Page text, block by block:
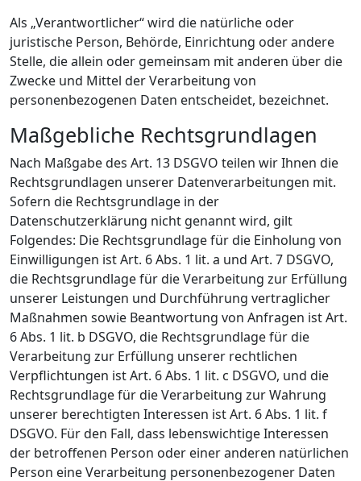
Als „Verantwortlicher“ wird die natürliche oder
juristische Person, Behörde, Einrichtung oder andere
Stelle, die allein oder gemeinsam mit anderen über die
Zwecke und Mittel der Verarbeitung von
personenbezogenen Daten entscheidet, bezeichnet.
Maßgebliche Rechtsgrundlagen
Nach Maßgabe des Art. 13 DSGVO teilen wir Ihnen die
Rechtsgrundlagen unserer Datenverarbeitungen mit.
Sofern die Rechtsgrundlage in der
Datenschutzerklärung nicht genannt wird, gilt
Folgendes: Die Rechtsgrundlage für die Einholung von
Einwilligungen ist Art. 6 Abs. 1 lit. a und Art. 7 DSGVO,
die Rechtsgrundlage für die Verarbeitung zur Erfüllung
unserer Leistungen und Durchführung vertraglicher
Maßnahmen sowie Beantwortung von Anfragen ist Art.
6 Abs. 1 lit. b DSGVO, die Rechtsgrundlage für die
Verarbeitung zur Erfüllung unserer rechtlichen
Verpflichtungen ist Art. 6 Abs. 1 lit. c DSGVO, und die
Rechtsgrundlage für die Verarbeitung zur Wahrung
unserer berechtigten Interessen ist Art. 6 Abs. 1 lit. f
DSGVO. Für den Fall, dass lebenswichtige Interessen
der betroffenen Person oder einer anderen natürlichen
Person eine Verarbeitung personenbezogener Daten